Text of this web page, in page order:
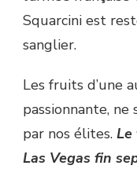
Squarcini est
sanglier.
Les fruits d’une
passionnante, ne
par nos élites. Le
Las Vegas fin